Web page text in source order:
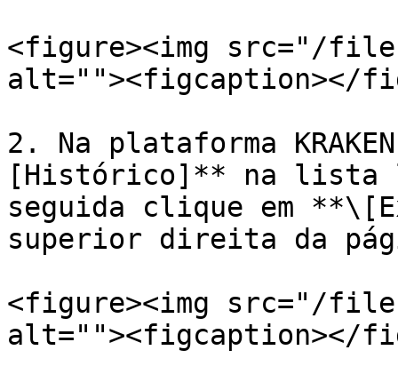
<figure><img src="/files/
alt=""><figcaption></
2. Na plataforma
[Histórico]** na lista
seguida clique em
superior direita da
<figure><img src="/files/
alt=""><figcaption></